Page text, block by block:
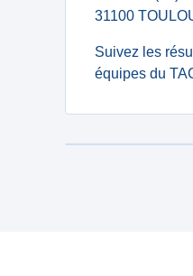
31100
Suivez les
équipes du